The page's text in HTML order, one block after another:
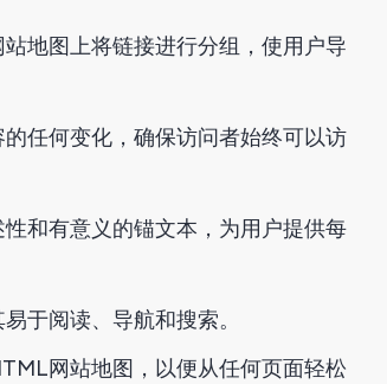
地图上将链接进行分组，使用户导
任何变化，确保访问者始终可以访
和有意义的锚文本，为用户提供每
于阅读、导航和搜索。
网站地图，以便从任何页面轻松